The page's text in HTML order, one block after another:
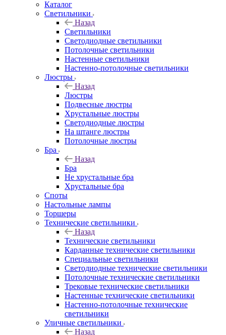
Каталог
Светильники
Назад
Светильники
Светодиодные светильники
Потолочные светильники
Настенные светильники
Настенно-потолочные светильники
Люстры
Назад
Люстры
Подвесные люстры
Хрустальные люстры
Светодиодные люстры
На штанге люстры
Потолочные люстры
Бра
Назад
Бра
Не хрустальные бра
Хрустальные бра
Споты
Настольные лампы
Торшеры
Технические светильники
Назад
Технические светильники
Карданные технические светильники
Специальные светильники
Светодиодные технические светильники
Потолочные технические светильники
Трековые технические светильники
Настенные технические светильники
Настенно-потолочные технические
светильники
Уличные светильники
Назад